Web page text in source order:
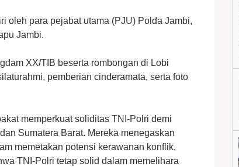
oleh para pejabat utama (PJU) Polda Jambi,
Jambi.
XX/TIB beserta rombongan di Lobi
pemberian cinderamata, serta foto
memperkuat soliditas TNI-Polri demi
Sumatera Barat. Mereka menegaskan
memetakan potensi kerawanan konflik,
TNI-Polri tetap solid dalam memelihara